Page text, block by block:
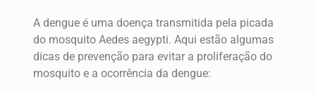
A dengue é uma doença transmitida pela picada
do mosquito Aedes aegypti. Aqui estão algumas
dicas de prevenção para evitar a proliferação do
mosquito e a ocorrência da dengue: